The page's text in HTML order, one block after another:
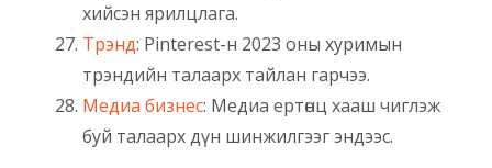
хийсэн ярилцлага.
Трэнд: Pinterest-н 2023 оны хуримын
трэндийн талаарх тайлан гарчээ.
Медиа бизнес: Медиа ертөнц хааш чиглэж
буй талаарх дүн шинжилгээг эндээс.